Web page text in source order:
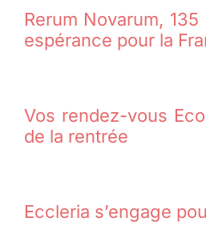
Rerum Novarum,
espérance pour la
Vos rendez-vous
de la rentrée
Eccleria s’engage